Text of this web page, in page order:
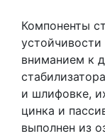
Компоненты
вниманием к
и шлифовке,
цинка и
выполнен из